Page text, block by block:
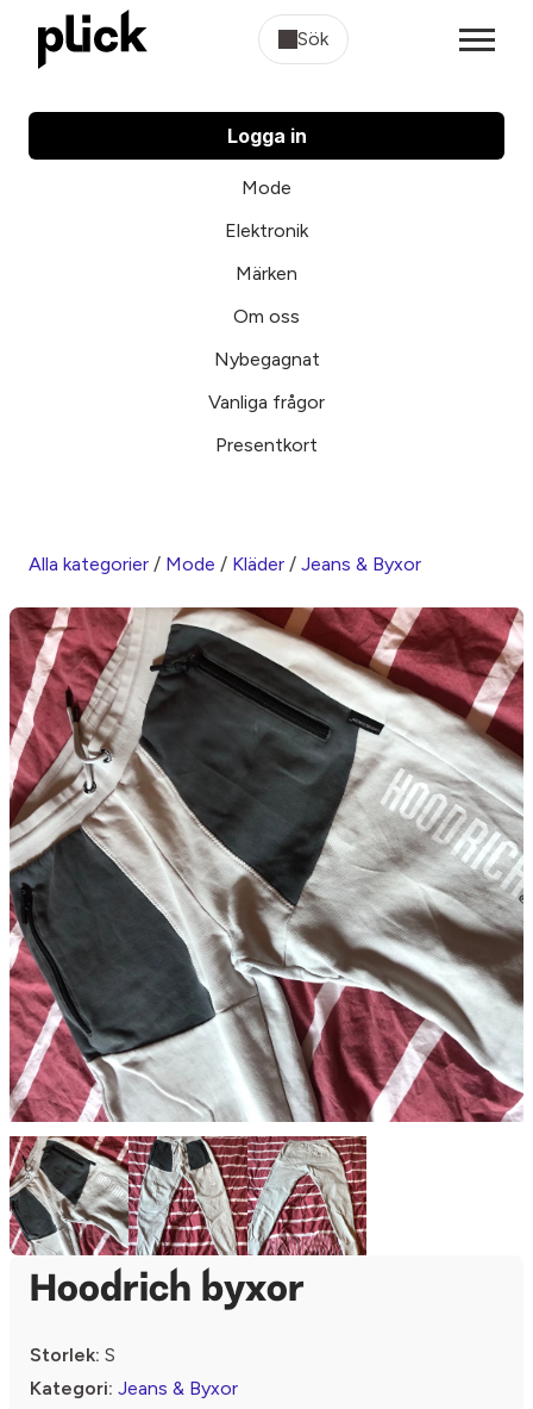
Sök
Logga in
Mode
Elektronik
Märken
Om oss
Nybegagnat
Vanliga frågor
Presentkort
Alla kategorier / Mode / Kläder / Jeans & Byxor
Hoodrich byxor
Storlek: S
Kategori: Jeans & Byxor